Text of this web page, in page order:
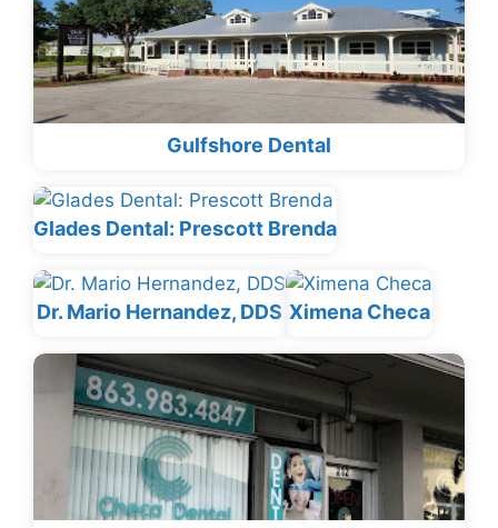
Gulfshore Dental
Glades Dental: Prescott Brenda
Dr. Mario Hernandez, DDS Ximena Checa